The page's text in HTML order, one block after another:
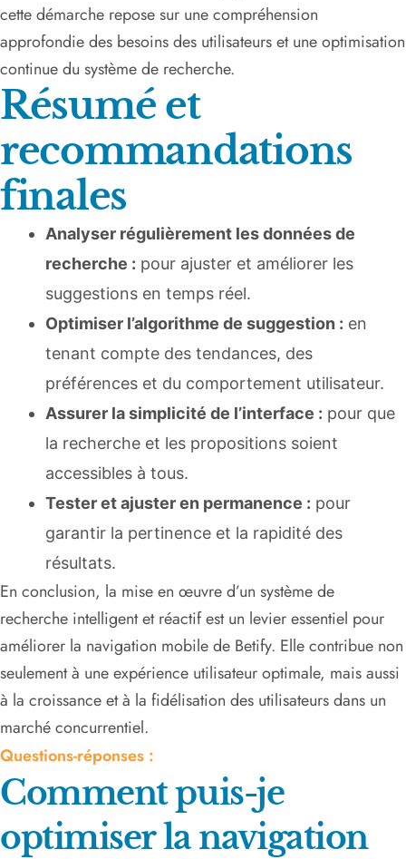
cette démarche repose sur une compréhension
approfondie des besoins des utilisateurs et une optimisation
continue du système de recherche.
Résumé et
recommandations
finales
Analyser régulièrement les données de
recherche : pour ajuster et améliorer les
suggestions en temps réel.
Optimiser l’algorithme de suggestion : en
tenant compte des tendances, des
préférences et du comportement utilisateur.
Assurer la simplicité de l’interface : pour que
la recherche et les propositions soient
accessibles à tous.
Tester et ajuster en permanence : pour
garantir la pertinence et la rapidité des
résultats.
En conclusion, la mise en œuvre d’un système de
recherche intelligent et réactif est un levier essentiel pour
améliorer la navigation mobile de Betify. Elle contribue non
seulement à une expérience utilisateur optimale, mais aussi
à la croissance et à la fidélisation des utilisateurs dans un
marché concurrentiel.
Questions-réponses :
Comment puis-je
optimiser la navigation